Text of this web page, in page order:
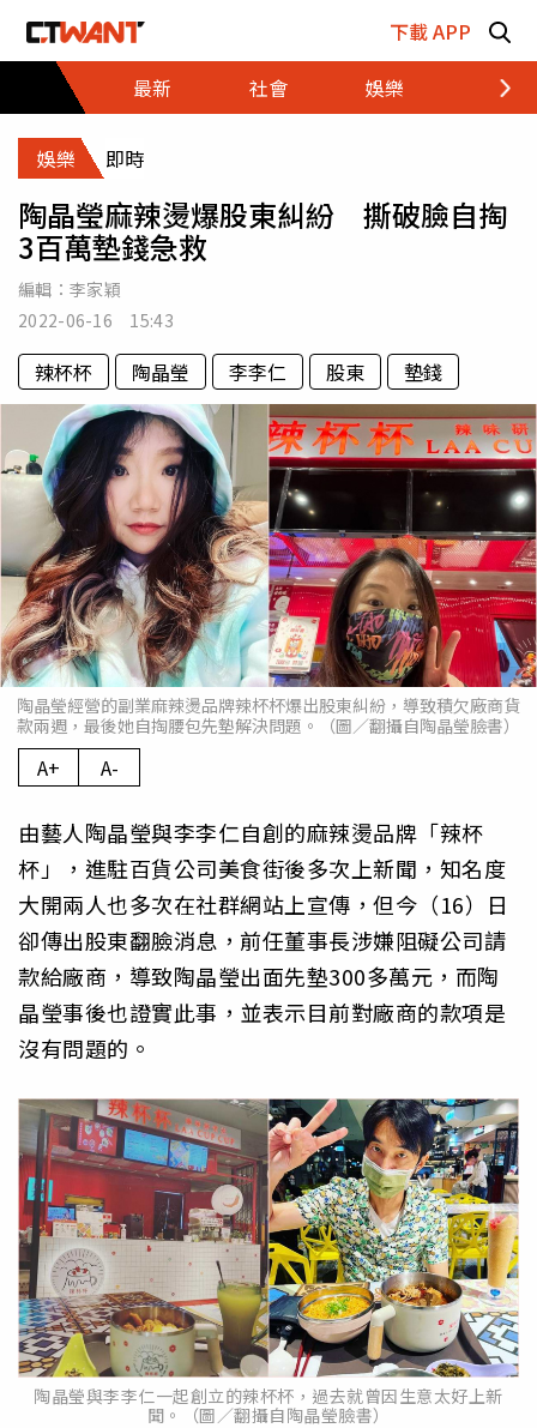
下載 APP
最新
社會 娛樂 財經
娛樂 即時
陶晶瑩麻辣燙爆股東糾紛 撕破臉自掏
3百萬墊錢急救
編輯： 李家穎
2022-06-16 15:43
辣杯杯 陶晶瑩 李李仁 股東 墊錢
陶晶瑩經營的副業麻辣燙品牌辣杯杯爆出股東糾紛，導致積欠廠商貨
款兩週，最後她自掏腰包先墊解決問題。（圖／翻攝自陶晶瑩臉書）
A+ A-
由藝人陶晶瑩與李李仁自創的麻辣燙品牌「辣杯
杯」，進駐百貨公司美食街後多次上新聞，知名度
大開兩人也多次在社群網站上宣傳，但今（16）日
卻傳出股東翻臉消息，前任董事長涉嫌阻礙公司請
款給廠商，導致陶晶瑩出面先墊300多萬元，而陶
晶瑩事後也證實此事，並表示目前對廠商的款項是
沒有問題的。
陶晶瑩與李李仁一起創立的辣杯杯，過去就曾因生意太好上新
聞。（圖／翻攝自陶晶瑩臉書）